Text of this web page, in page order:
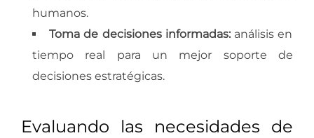
humanos.
Toma de decisiones informadas:análisis en
tiempo real para un mejor soporte de
decisiones estratégicas.
Evaluando las necesidades de